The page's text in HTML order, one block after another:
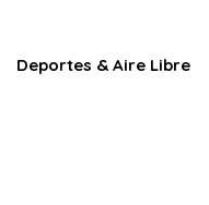
Deportes & Aire Libre